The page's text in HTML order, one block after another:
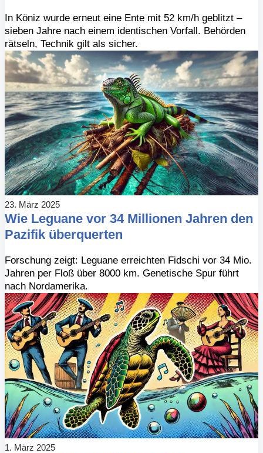
In Köniz wurde erneut eine Ente mit 52 km/h geblitzt –
sieben Jahre nach einem identischen Vorfall. Behörden
rätseln, Technik gilt als sicher.
23. März 2025
Wie Leguane vor 34 Millionen Jahren den
Pazifik überquerten
Forschung zeigt: Leguane erreichten Fidschi vor 34 Mio.
Jahren per Floß über 8000 km. Genetische Spur führt
nach Nordamerika.
1. März 2025